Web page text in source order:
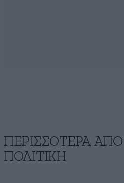
ΠΕΡΙΣΣΟΤΕΡΑ
ΠΟΛΙΤΙΚΗ